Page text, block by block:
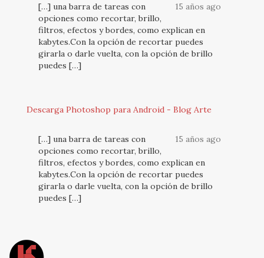
15 años ago
[…] una barra de tareas con
opciones como recortar, brillo,
filtros, efectos y bordes, como explican en
kabytes.Con la opción de recortar puedes
girarla o darle vuelta, con la opción de brillo
puedes […]
Descarga Photoshop para Android - Blog Arte
15 años ago
[…] una barra de tareas con
opciones como recortar, brillo,
filtros, efectos y bordes, como explican en
kabytes.Con la opción de recortar puedes
girarla o darle vuelta, con la opción de brillo
puedes […]